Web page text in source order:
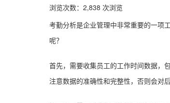
浏览次数：2,838 次浏览
考勤分析是企业管理中非常重要的一项
呢？
首先，需要收集员工的工作时间数据，
注意数据的准确性和完整性，否则会对